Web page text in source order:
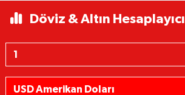
Döviz & Altın Hesaplayıcı